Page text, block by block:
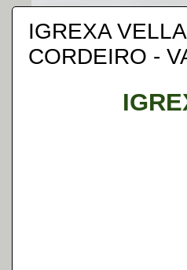
IGREXA
CORDEIRO -